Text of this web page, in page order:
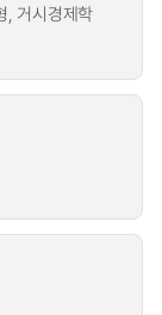
, 거시경제학